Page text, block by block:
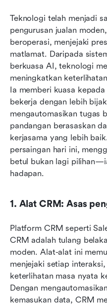
Teknologi telah menjadi
pengurusan jualan
beroperasi, menjejaki
matlamat. Daripada
berkuasa AI, teknologi
meningkatkan
Ia memberi kuasa
bekerja dengan lebih
mengautomasikan tugas
pandangan berasaskan
kerjasama yang lebih
persaingan hari ini,
betul bukan lagi
hadapan.
1. Alat CRM: Asas
Platform CRM seperti
CRM adalah tulang
moden. Alat-alat ini
menjejaki setiap
keterlihatan masa nyata
Dengan
kemasukan data, CRM